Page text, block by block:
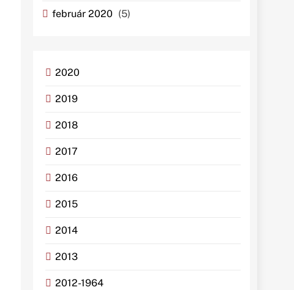
február 2020 (5)
2020
2019
2018
2017
2016
2015
2014
2013
2012-1964